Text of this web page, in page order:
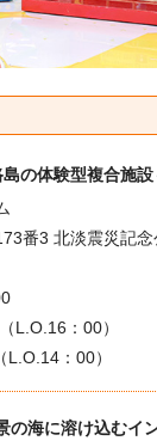
の体験型複合施設
番3 北淡震災記念
L.O.16：00）
：00）
の海に溶け込むイ